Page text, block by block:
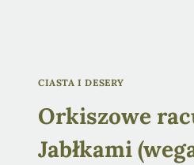
CIASTA I DESERY
Orkiszowe
Jabłkami